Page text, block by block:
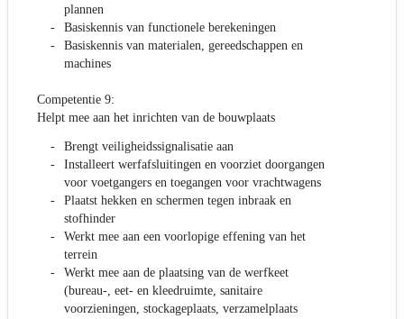
plannen
Basiskennis van functionele berekeningen
Basiskennis van materialen, gereedschappen en
machines
Competentie 9:
Helpt mee aan het inrichten van de bouwplaats
Brengt veiligheidssignalisatie aan
Installeert werfafsluitingen en voorziet doorgangen
voor voetgangers en toegangen voor vrachtwagens
Plaatst hekken en schermen tegen inbraak en
stofhinder
Werkt mee aan een voorlopige effening van het
terrein
Werkt mee aan de plaatsing van de werfkeet
(bureau-, eet- en kleedruimte, sanitaire
voorzieningen, stockageplaats, verzamelplaats